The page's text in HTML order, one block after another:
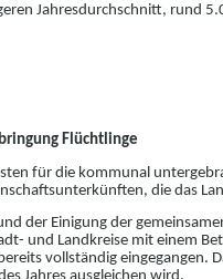
Jahresdurchschnitt, rund
Flüchtlinge
für die kommunal
nterkünften, die das
der Einigung der
und Landkreise mit einem
vollständig eingegangen.